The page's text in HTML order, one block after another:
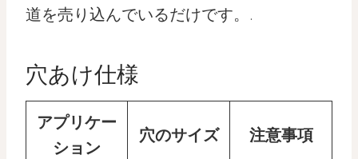
道を売り込んでいるだけです。.
穴あけ仕様
アプリケー
ション
穴のサイズ 注意事項